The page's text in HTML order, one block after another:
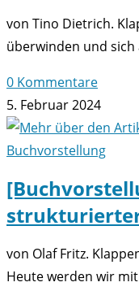
von Tino Dietrich.
überwinden und
0 Kommentare
5. Februar 2024
Buchvorstellung
von Olaf Fritz.
Heute werden wir